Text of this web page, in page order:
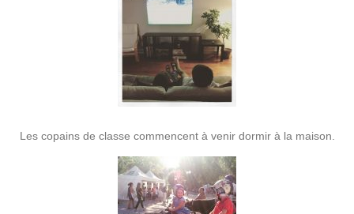
Les copains de classe commencent à venir dormir à la maison.